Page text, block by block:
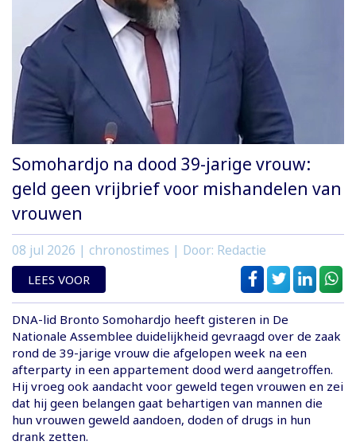
Somohardjo na dood 39-jarige vrouw:
geld geen vrijbrief voor mishandelen van
vrouwen
08 jul 2026 | chronostimes | Door: Redactie
LEES VOOR
DNA-lid Bronto Somohardjo heeft gisteren in De
Nationale Assemblee duidelijkheid gevraagd over de zaak
rond de 39-jarige vrouw die afgelopen week na een
afterparty in een appartement dood werd aangetroffen.
Hij vroeg ook aandacht voor geweld tegen vrouwen en zei
dat hij geen belangen gaat behartigen van mannen die
hun vrouwen geweld aandoen, doden of drugs in hun
drank zetten.